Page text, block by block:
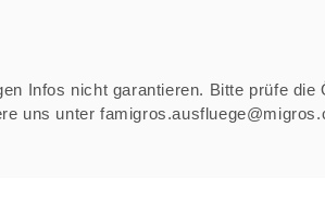
Infos nicht garantieren. Bitte prüfe
uns unter